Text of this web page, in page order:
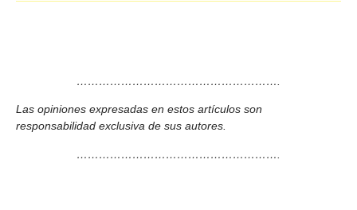
……………………………………………….
Las opiniones expresadas en estos artículos son
responsabilidad exclusiva de sus autores.
……………………………………………….